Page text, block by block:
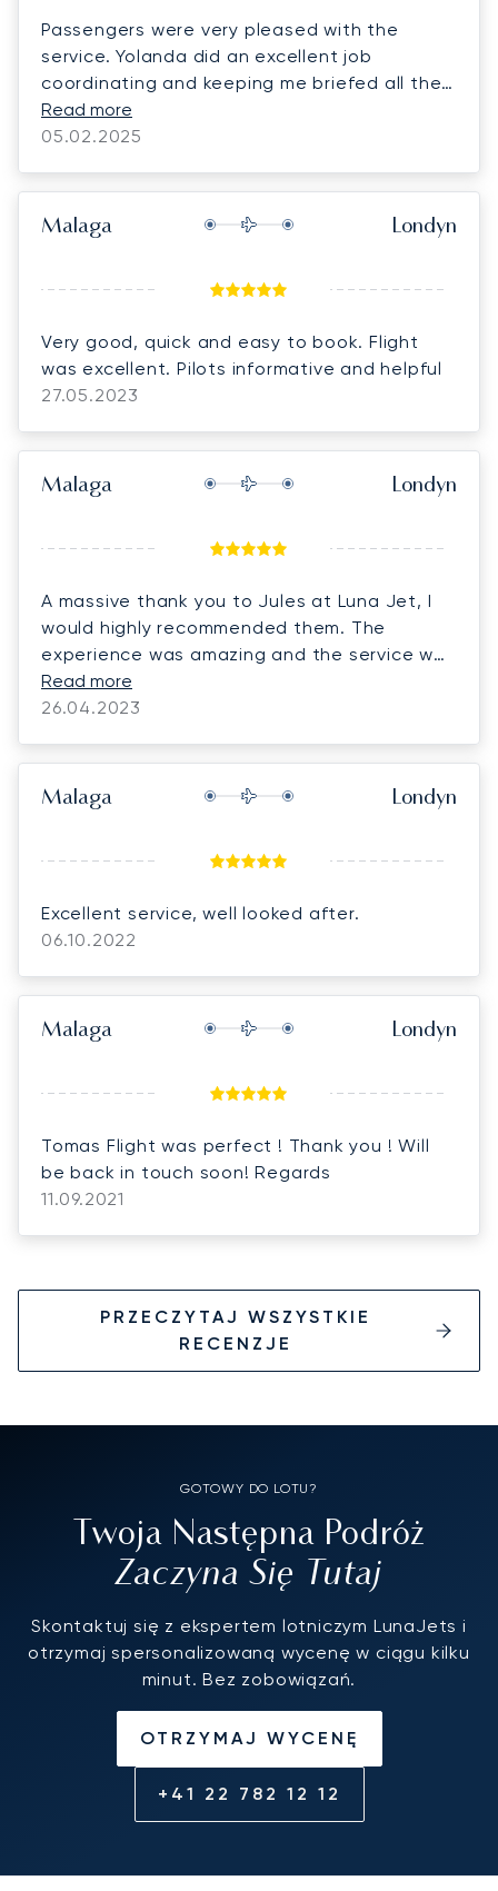
Passengers were very pleased with the
service. Yolanda did an excellent job
coordinating and keeping me briefed all the
time.
Read more
05.02.2025
Malaga Londyn
Very good, quick and easy to book. Flight
was excellent. Pilots informative and helpful
27.05.2023
Malaga Londyn
A massive thank you to Jules at Luna Jet, I
would highly recommended them. The
experience was amazing and the service was
beyond first class from start to finish. I will be
using Luna again in the near future.
Read more
26.04.2023
Malaga Londyn
Excellent service, well looked after.
06.10.2022
Malaga Londyn
Tomas Flight was perfect ! Thank you ! Will
be back in touch soon! Regards
11.09.2021
PRZECZYTAJ WSZYSTKIE
RECENZJE
GOTOWY DO LOTU?
Twoja Następna Podróż
Zaczyna Się Tutaj
Skontaktuj się z ekspertem lotniczym LunaJets i
otrzymaj spersonalizowaną wycenę w ciągu kilku
minut. Bez zobowiązań.
OTRZYMAJ WYCENĘ
+41 22 782 12 12